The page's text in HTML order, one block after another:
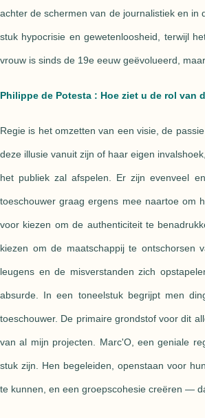
achter de schermen van de journalistiek en
stuk hypocrisie en gewetenloosheid, terwijl
vrouw is sinds de 19e eeuw geëvolueerd,
Philippe de Potesta : Hoe ziet u de rol van
Regie is het omzetten van een visie, de
deze illusie vanuit zijn of haar eigen
het publiek zal afspelen. Er zijn evenveel
toeschouwer graag ergens mee naartoe om
voor kiezen om de authenticiteit te
kiezen om de maatschappij te ontschorsen
leugens en de misverstanden zich
absurde. In een toneelstuk begrijpt men
toeschouwer. De primaire grondstof voor dit
van al mijn projecten. Marc'O, een geniale
stuk zijn. Hen begeleiden, openstaan voor
te kunnen, en een groepscohesie creëren —